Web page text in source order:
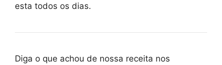
esta todos os dias.
Diga o que achou de nossa receita nos